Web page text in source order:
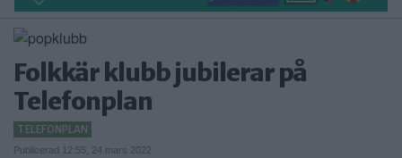
ÅSIKTER
KALENDER
KONTAKT
SAMARBETEN
Folkkär klubb jubilerar på
Telefonplan
TELEFONPLAN
Publicerad 12:55, 24 mars 2022